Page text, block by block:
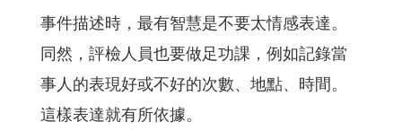
事件描述時，最有智慧是不要太情感表達。
同然，評檢人員也要做足功課，例如記錄當
事人的表現好或不好的次數、地點、時間。
這樣表達就有所依據。